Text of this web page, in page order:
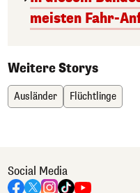
meisten Fahr-
Weitere Storys
Ausländer Flüchtlinge
Social Media